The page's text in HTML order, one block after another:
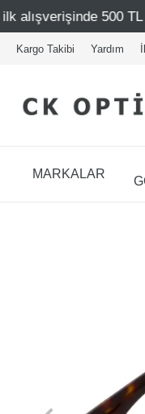
TL indirim
Kargo Takibi Yardım
MARKALAR